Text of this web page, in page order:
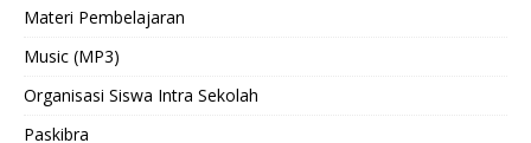
Materi Pembelajaran
Music (MP3)
Organisasi Siswa Intra Sekolah
Paskibra